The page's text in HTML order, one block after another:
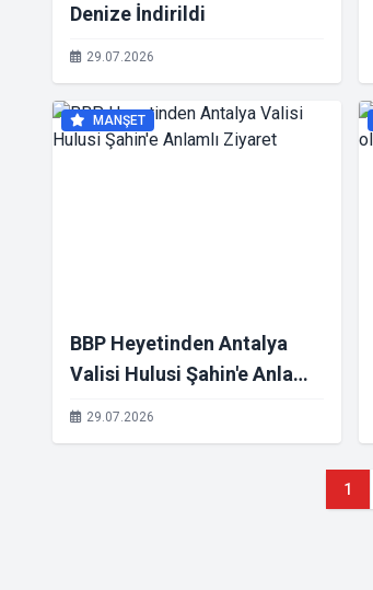
Denize İndirildi
29.07.2026
MANŞET
BBP Heyetinden Antalya
Valisi Hulusi Şahin'e Anlamlı
Ziyaret
29.07.2026
1